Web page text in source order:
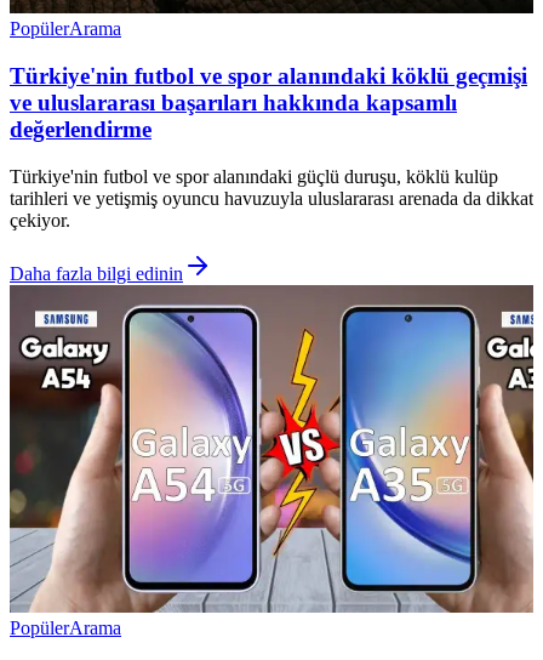
PopülerArama
Türkiye'nin futbol ve spor alanındaki köklü geçmişi
ve uluslararası başarıları hakkında kapsamlı
değerlendirme
Türkiye'nin futbol ve spor alanındaki güçlü duruşu, köklü kulüp
tarihleri ve yetişmiş oyuncu havuzuyla uluslararası arenada da dikkat
çekiyor.
Daha fazla bilgi edinin
PopülerArama